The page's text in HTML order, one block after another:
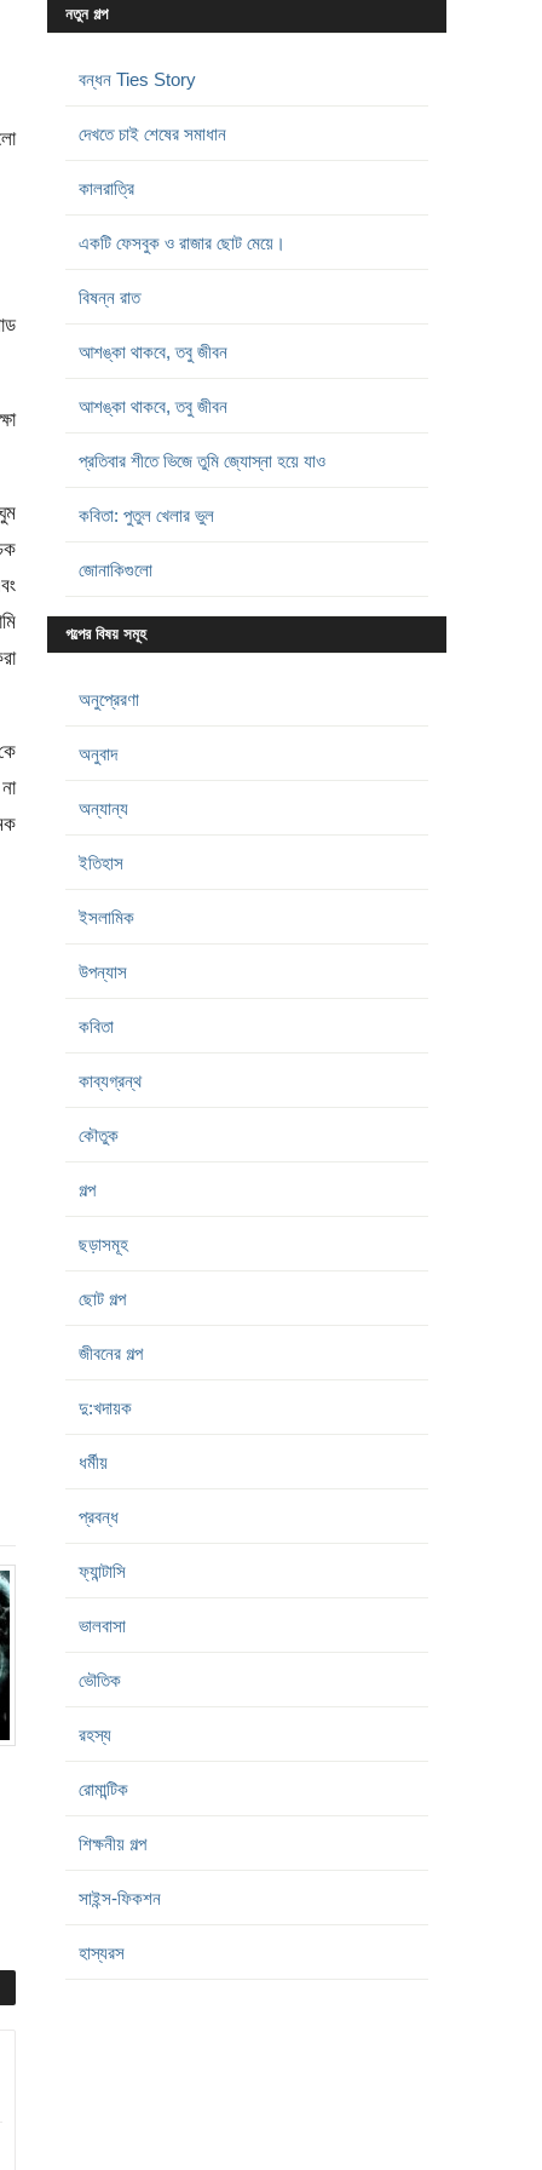
নতুন গল্প
বন্ধন Ties Story
দেখতে চাই শেষের সমাধান
কালরাত্রি
একটি ফেসবুক ও রাজার ছোট মেয়ে।
বিষন্ন রাত
আশঙ্কা থাকবে, তবু জীবন
আশঙ্কা থাকবে, তবু জীবন
প্রতিবার শীতে ভিজে তুমি জ্যোস্না হয়ে যাও
কবিতা: পুতুল খেলার ভুল
জোনাকিগুলো
গল্পের বিষয় সমূহ
অনুপ্রেরণা
অনুবাদ
অন্যান্য
ইতিহাস
ইসলামিক
উপন্যাস
কবিতা
কাব্যগ্রন্থ
কৌতুক
গল্প
ছড়াসমূহ
ছোট গল্প
জীবনের গল্প
দু:খদায়ক
ধর্মীয়
প্রবন্ধ
ফ্যান্টাসি
ভালবাসা
ভৌতিক
রহস্য
রোমান্টিক
শিক্ষনীয় গল্প
সাইন্স-ফিকশন
হাস্যরস